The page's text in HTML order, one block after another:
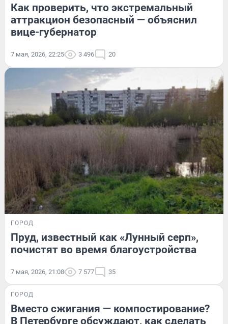
Как проверить, что экстремальный
аттракцион безопасный — объяснил
вице-губернатор
7 мая, 2026, 22:25 3 496 20
ГОРОД
Пруд, известный как «Лунный серп»,
почистят во время благоустройства
7 мая, 2026, 21:08 7 577 35
ГОРОД
Вместо сжигания — компостирование?
В Петербурге обсуждают, как сделать